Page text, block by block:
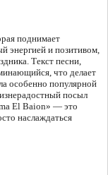
поднимает
энергией и позитивом,
Текст песни,
что делает
особенно популярной
посыл
El Baion» — это
наслаждаться